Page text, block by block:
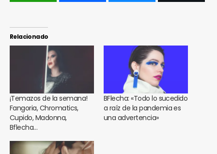
Relacionado
¡Temazos de la semana!
Fangoria, Chromatics,
Cupido, Madonna,
Bflecha…
BFlecha: «Todo lo sucedido
a raíz de la pandemia es
una advertencia»